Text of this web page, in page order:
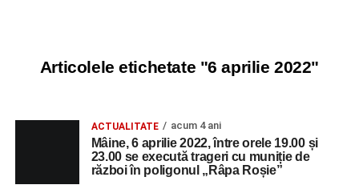
Articolele etichetate "6 aprilie 2022"
ACTUALITATE acum 4 ani
Mâine, 6 aprilie 2022, între orele 19.00 și
23.00 se execută trageri cu muniție de
război în poligonul „Râpa Roșie”